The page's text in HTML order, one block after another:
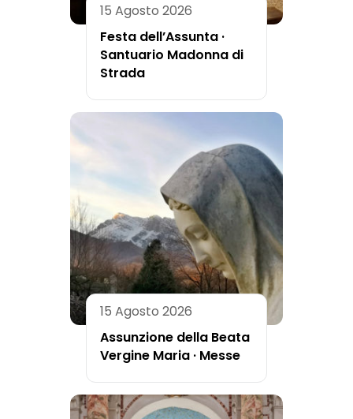
15 Agosto 2026
Festa dell’Assunta ·
Santuario Madonna di
Strada
15 Agosto 2026
Assunzione della Beata
Vergine Maria · Messe